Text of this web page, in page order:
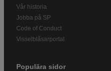
Vår historia
Jobba på SP
Code of Conduct
Visselblåsarportal
Populära sidor